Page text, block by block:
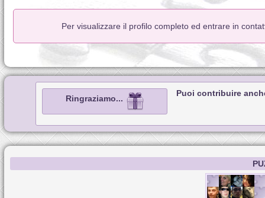
Per visualizzare il profilo completo ed entrare in
Ringraziamo...
Puoi contribuire